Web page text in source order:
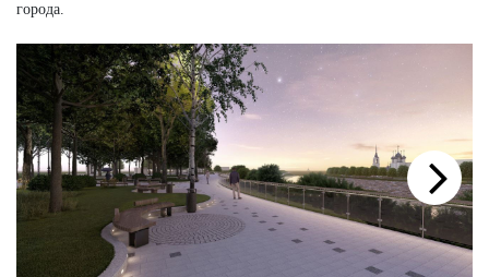
города.
Next